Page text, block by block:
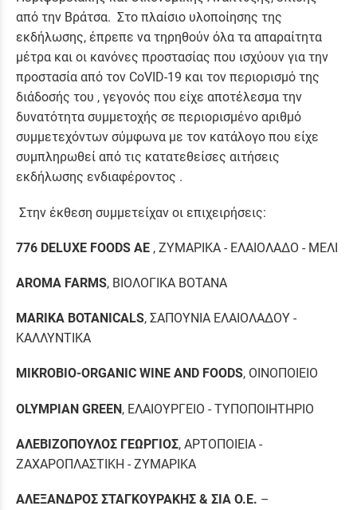
από την Βράτσα. Στο πλαίσιο υλοποίησης της
εκδήλωσης, έπρεπε να τηρηθούν όλα τα απαραίτητα
μέτρα και οι κανόνες προστασίας που ισχύουν για την
προστασία από τον CoVID-19 και τον περιορισμό της
διάδοσής του , γεγονός που είχε αποτέλεσμα την
δυνατότητα συμμετοχής σε περιορισμένο αριθμό
συμμετεχόντων σύμφωνα με τον κατάλογο που είχε
συμπληρωθεί από τις κατατεθείσες αιτήσεις
εκδήλωσης ενδιαφέροντος .
Στην έκθεση συμμετείχαν οι επιχειρήσεις:
776 DELUXE FOODS ΑΕ , ΖΥΜΑΡΙΚΑ - ΕΛΑΙΟΛΑΔΟ - ΜΕΛΙ
AROMA FARMS, ΒΙΟΛΟΓΙΚΑ ΒΟΤΑΝΑ
MARIKA BOTANICALS, ΣΑΠΟΥΝΙΑ ΕΛΑΙΟΛΑΔΟΥ -
ΚΑΛΛΥΝΤΙΚΑ
MIKROBIO-ORGANIC WINE AND FOODS, ΟΙΝΟΠΟΙΕΙΟ
OLYMPIAN GREEN, ΕΛΑΙΟΥΡΓΕΙΟ - ΤΥΠΟΠΟΙΗΤΗΡΙΟ
ΑΛΕΒΙΖΟΠΟΥΛΟΣ ΓΕΩΡΓΙΟΣ, ΑΡΤΟΠΟΙΕΙΑ -
ΖΑΧΑΡΟΠΛΑΣΤΙΚΗ - ΖΥΜΑΡΙΚΑ
ΑΛΕΞΑΝΔΡΟΣ ΣΤΑΓΚΟΥΡΑΚΗΣ & ΣΙΑ Ο.Ε. –